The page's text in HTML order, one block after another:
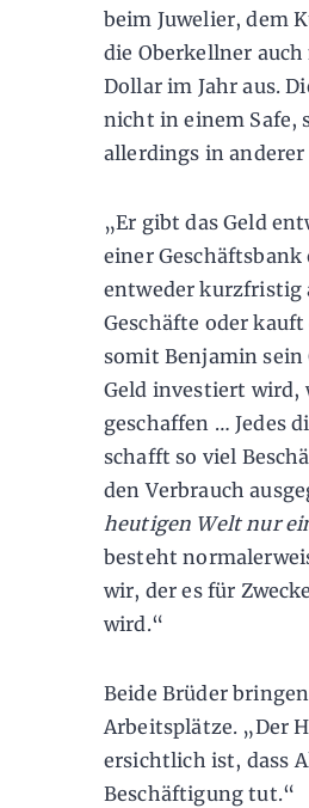
beim Juwelier, dem
die Oberkellner
Dollar im Jahr aus.
nicht in einem Safe,
allerdings in
„Er gibt das Geld
einer Geschäftsbank
entweder kurzfristig
Geschäfte oder
somit Benjamin
Geld investiert wird,
geschaffen … Jedes
schafft so viel
den Verbrauch
heutigen Welt nur
besteht
wir, der es für
wird.“
Beide Brüder
Arbeitsplätze. „Der
ersichtlich ist, dass
Beschäftigung tut.“